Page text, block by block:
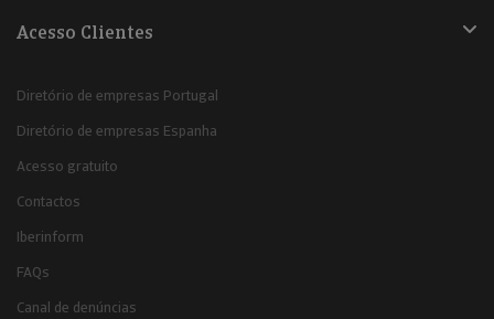
Acesso Clientes
Diretório de empresas Portugal
Diretório de empresas Espanha
Acesso gratuito
Contactos
Iberinform
FAQs
Canal de denúncias